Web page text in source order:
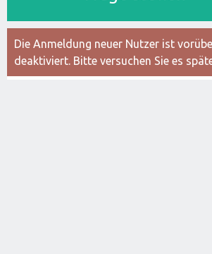
Die Anmeldung neuer Nutzer ist
deaktiviert. Bitte versuchen Sie es